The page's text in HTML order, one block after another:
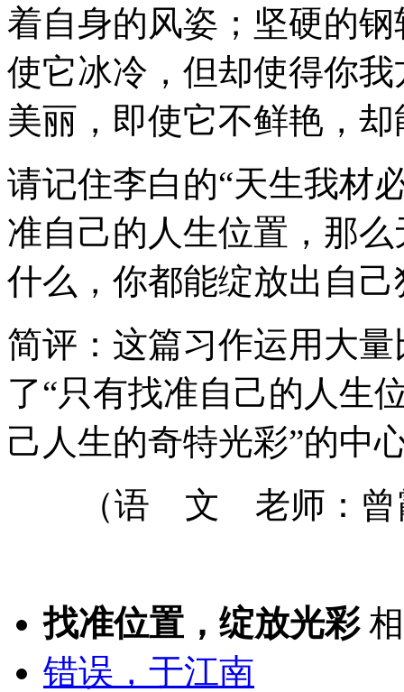
着自身的风姿；坚硬的
使它冰冷，但却使得你
美丽，即使它不鲜艳，
请记住李白的“天生我材
准自己的人生位置，那
什么，你都能绽放出自
简评：这篇习作运用大
了“只有找准自己的人生
己人生的奇特光彩”的中
（语 文 老师：曾
找准位置，绽放光彩
错误，于江南